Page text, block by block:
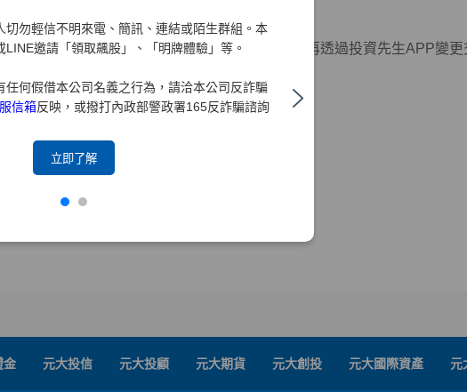
切勿輕信不明來電、簡訊、連結或陌生群組。本
邀請「領取飆股」、「明牌體驗」等。
任何假借本公司名義之行為，請洽本公司反詐騙
信箱反映，或撥打內政部警政署165反詐騙諮詢
立即了解
交割帳戶須為元大銀行的證券款項劃撥存款帳戶
券款項劃撥存款帳戶，則需先到元大銀行開立，再透過投資先生APP變更
上開戶>我要開立其他業務>變更約定交割銀行
金 元大投信 元大投顧 元大期貨 元大創投 元大國際資產 元